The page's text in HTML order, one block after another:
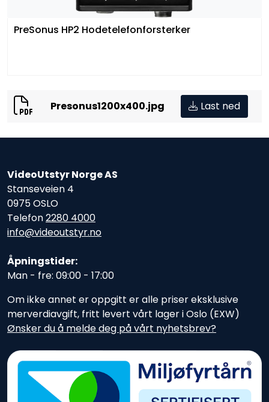
PreSonus HP2 Hodetelefonforsterker
Presonus1200x400.jpg Last ned
VideoUtstyr Norge AS
Stanseveien 4
0975 OSLO
Telefon2280 4000
info@videoutstyr.no
Åpningstider:
Man - fre: 09:00 - 17:00
Om ikke annet er oppgitt er alle priser eksklusive
merverdiavgift, fritt levert vårt lager i Oslo (EXW)
Ønsker du å melde deg på vårt nyhetsbrev?